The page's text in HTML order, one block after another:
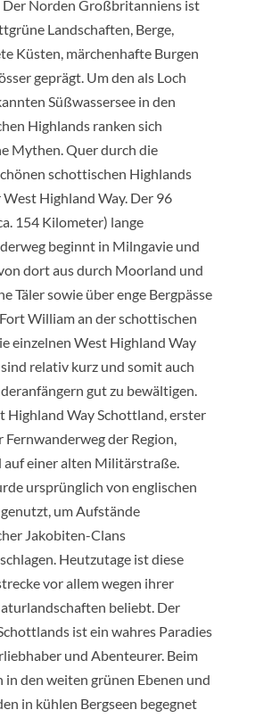
Der Norden Großbritanniens ist
Landschaften, Berge,
Küsten, märchenhafte Burgen
geprägt. Um den als Loch
Süßwassersee in den
Highlands ranken sich
Mythen. Quer durch die
schottischen Highlands
Highland Way. Der 96
154 Kilometer) lange
beginnt in Milngavie und
dort aus durch Moorland und
Täler sowie über enge Bergpässe
William an der schottischen
einzelnen West Highland Way
relativ kurz und somit auch
gut zu bewältigen.
Highland Way Schottland, erster
Fernwanderweg der Region,
auf einer alten Militärstraße.
ursprünglich von englischen
um Aufstände
Jakobiten-Clans
Heutzutage ist diese
vor allem wegen ihrer
beliebt. Der
ist ein wahres Paradies
und Abenteurer. Beim
in den weiten grünen Ebenen und
in kühlen Bergseen begegnet